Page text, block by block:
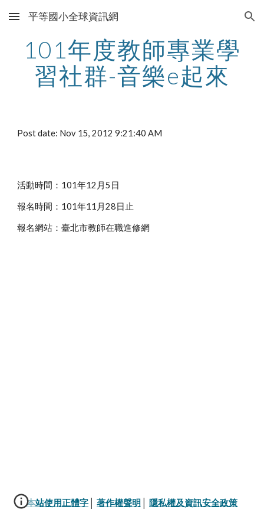
Skip to main content Skip to navigation
平等國小全球資訊網
101年度教師專業學
習社群-音樂e起來
Post date: Nov 15, 2012 9:21:40 AM
活動時間：101年12月5日
報名時間：101年11月28日止
報名網站：臺北市教師在職進修網
本站使用正體字 著作權聲明 隱私權及資訊安全政策